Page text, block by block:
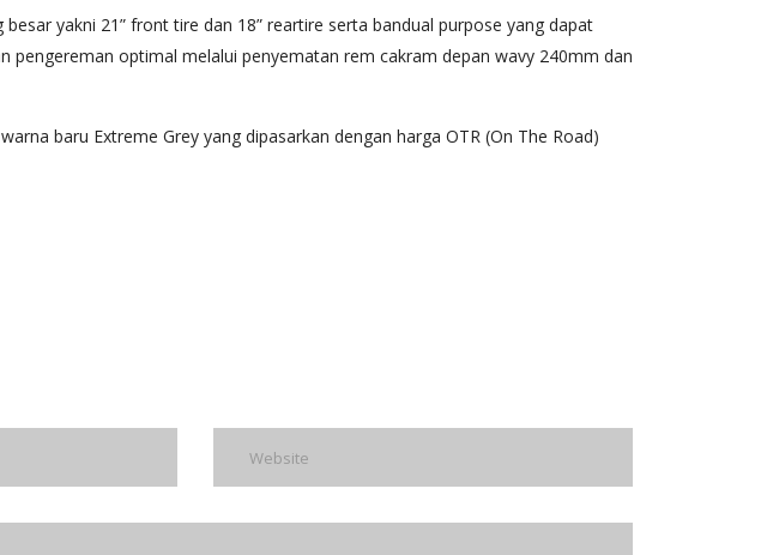
yakni 21” front tire dan 18” reartire serta bandual purpose yang dapat
pengereman optimal melalui penyematan rem cakram depan wavy 240mm dan
baru Extreme Grey yang dipasarkan dengan harga OTR (On The Road)